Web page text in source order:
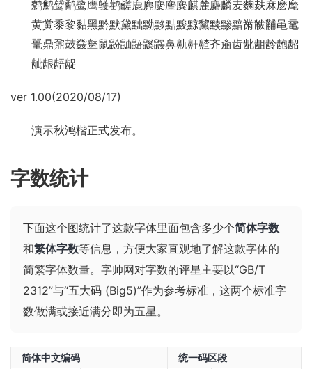
鹩鹪鹫鹬鹭鹰鹱鹳鹾鹿麂麇麈麋麒麓麝麟麦麴麸麻麽麾
黄黉黍黎黏黑黔默黛黜黝黟黠黢黥黧黩黪黯黹黻黼黾鼋
鼍鼎鼐鼓鼗鼙鼠鼢鼬鼯鼷鼹鼻鼽鼾齄齐齑齿龀龃龄龅龆
龇龈龉龊
ver 1.00(2020/08/17)
演示秋鸿楷正式发布。
字数统计
下面这个图统计了这款字体里面包含多少个简体字数
和繁体字数等信息，方便大家直观地了解这款字体的
简繁字体数量。字帅网对字数的评星主要以“GB/T
2312”与“五大码 (Big5)”作为参考标准，这两个标准字
数做满或接近满分即为五星。
简体中文编码 统一码区段